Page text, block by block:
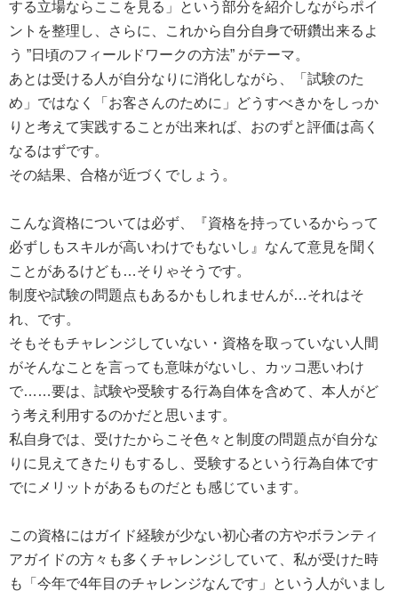
する立場ならここを見る」という部分を紹介しながらポイ
ントを整理し、さらに、これから自分自身で研鑽出来るよ
う ”日頃のフィールドワークの方法” がテーマ。
あとは受ける人が自分なりに消化しながら、「試験のた
め」ではなく「お客さんのために」どうすべきかをしっか
りと考えて実践することが出来れば、おのずと評価は高く
なるはずです。
その結果、合格が近づくでしょう。
こんな資格については必ず、『資格を持っているからって
必ずしもスキルが高いわけでもないし』なんて意見を聞く
ことがあるけども…そりゃそうです。
制度や試験の問題点もあるかもしれませんが…それはそ
れ、です。
そもそもチャレンジしていない・資格を取っていない人間
がそんなことを言っても意味がないし、カッコ悪いわけ
で……要は、試験や受験する行為自体を含めて、本人がど
う考え利用するのかだと思います。
私自身では、受けたからこそ色々と制度の問題点が自分な
りに見えてきたりもするし、受験するという行為自体です
でにメリットがあるものだとも感じています。
この資格にはガイド経験が少ない初心者の方やボランティ
アガイドの方々も多くチャレンジしていて、私が受けた時
も「今年で4年目のチャレンジなんです」という人がいまし